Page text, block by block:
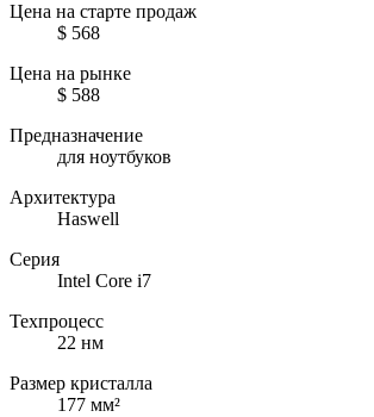
Цена на старте продаж
$ 568
Цена на рынке
$ 588
Предназначение
для ноутбуков
Архитектура
Haswell
Серия
Intel Core i7
Техпроцесс
22 нм
Размер кристалла
177 мм²